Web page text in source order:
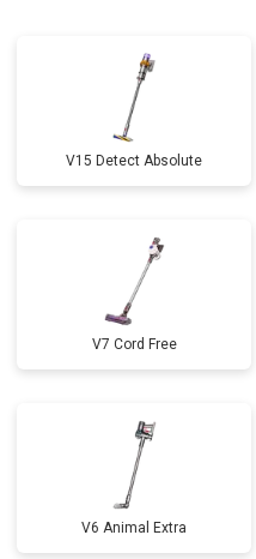
V15 Detect Absolute
V7 Cord Free
V6 Animal Extra